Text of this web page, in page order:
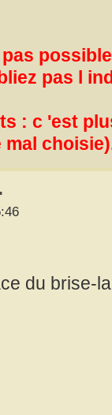
pas l
: c 'est
du brise-